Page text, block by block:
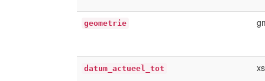
geometrie
datum_actueel_tot